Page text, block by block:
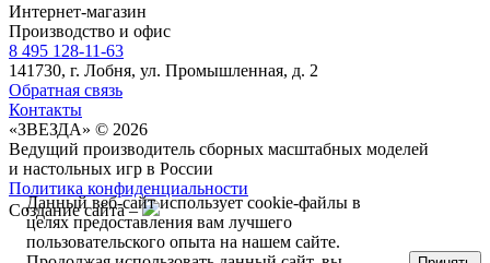
Интернет-магазин
Производство и офис
8 495 128-11-63
141730, г. Лобня, ул. Промышленная, д. 2
Обратная связь
Контакты
«ЗВЕЗДА» © 2026
Ведущий производитель сборных масштабных моделей
и настольных игр в России
Политика конфиденциальности
Создание сайта –
Данный веб-сайт использует cookie-файлы в
целях предоставления вам лучшего
пользовательского опыта на нашем сайте.